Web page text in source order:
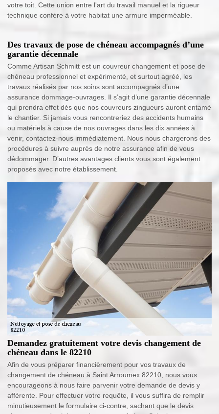
votre toit. Cette union entre l'art du travail manuel et la rigueur
technique confère à votre habitat une armure imperméable.
Des travaux de pose de chéneau accompagnés d’une
garantie décennale
Comme Artisan Schmitt est un couvreur changement et pose de
chéneau professionnel et expérimenté, et surtout agréé, les
travaux réalisés par nos soins sont accompagnés d’une
assurance dommage-ouvrages. Il s’agit d’une garantie décennale
qui prendra effet dès que nos couvreurs zingueurs auront entamé
le chantier. Si jamais vous rencontreriez des accidents humains
ou matériels à cause de nos ouvrages dans les dix années à
venir, contactez-nous immédiatement. Nous nous chargerons des
procédures à suivre auprès de notre assurance afin de vous
dédommager. D’autres avantages clients vous sont également
proposés avec notre établissement.
Demandez gratuitement votre devis changement de
chéneau dans le 82210
Afin de vous préparer financièrement pour vos travaux de
changement de chéneau à Saint Arroumex 82210, nous vous
encourageons à nous faire parvenir votre demande de devis y
afférente. Pour effectuer votre requête, il vous suffira de remplir
minutieusement le formulaire ci-contre, sachant que le devis